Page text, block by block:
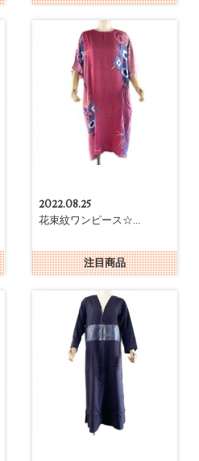
2022.08.25
花束紋ワンピース☆...
注目商品